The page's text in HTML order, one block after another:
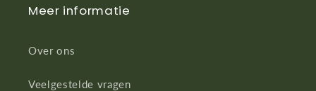
Meer informatie
Over ons
Veelgestelde vragen